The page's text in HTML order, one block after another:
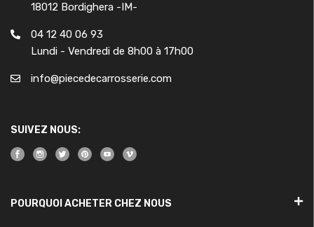
18012 Bordighera -IM-
04 12 40 06 93
Lundi - Vendredi de 8h00 à 17h00
info@piecedecarrosserie.com
SUIVEZ NOUS:
POURQUOI ACHETER CHEZ NOUS